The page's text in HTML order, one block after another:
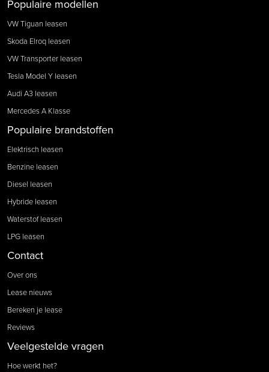
Populaire modellen
VW Tiguan leasen
Skoda Elroq leasen
VW Transporter leasen
Tesla Model Y leasen
Audi A3 leasen
Mercedes A Klasse
Populaire brandstoffen
Elektrisch leasen
Benzine leasen
Diesel leasen
Hybride leasen
Waterstof leasen
LPG leasen
Contact
Over ons
Lease nieuws
Bereken je lease
Reviews
Veelgestelde vragen
Hoe werkt het?